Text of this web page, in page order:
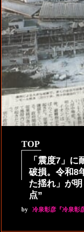
TOP
「震度7」
破損。令和8
た揺れ」が
点”
by 冷泉彰彦『冷泉彰